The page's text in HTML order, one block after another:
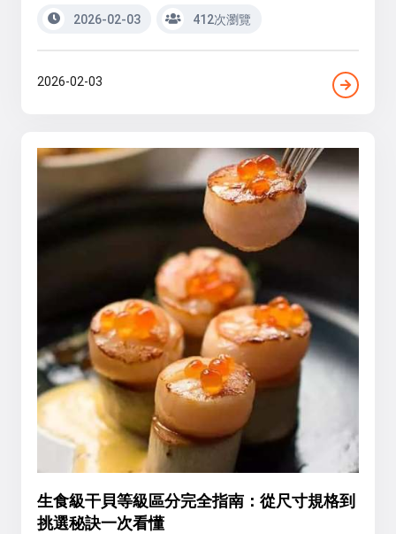
2026-02-03 412次瀏覽
2026-02-03
生食級干貝等級區分完全指南：從尺寸規格到
挑選秘訣一次看懂